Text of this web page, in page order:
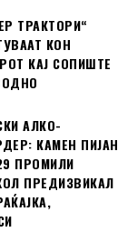
ТРАКТОРИ“
КОН
КАЈ СОПИШТЕ
АЛКО-
КАМЕН ПИЈАН
ПРОМИЛИ
ПРЕДИЗВИКАЛ